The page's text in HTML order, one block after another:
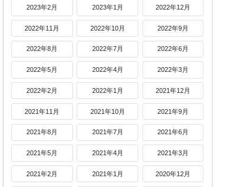
2023年2月 2023年1月 2022年12月
2022年11月 2022年10月 2022年9月
2022年8月 2022年7月 2022年6月
2022年5月 2022年4月 2022年3月
2022年2月 2022年1月 2021年12月
2021年11月 2021年10月 2021年9月
2021年8月 2021年7月 2021年6月
2021年5月 2021年4月 2021年3月
2021年2月 2021年1月 2020年12月